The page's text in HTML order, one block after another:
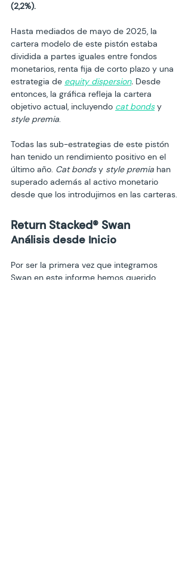
(2,2%).
Hasta mediados de mayo de 2025, la
cartera modelo de este pistón estaba
dividida a partes iguales entre fondos
monetarios, renta fija de corto plazo y una
estrategia de equity dispersion. Desde
entonces, la gráfica refleja la cartera
objetivo actual, incluyendo cat bonds y
style premia.
Todas las sub-estrategias de este pistón
han tenido un rendimiento positivo en el
último año. Cat bonds y style premia han
superado además al activo monetario
desde que los introdujimos en las carteras.
Return Stacked® Swan
Análisis desde Inicio
Por ser la primera vez que integramos
Swan en este informe hemos querido